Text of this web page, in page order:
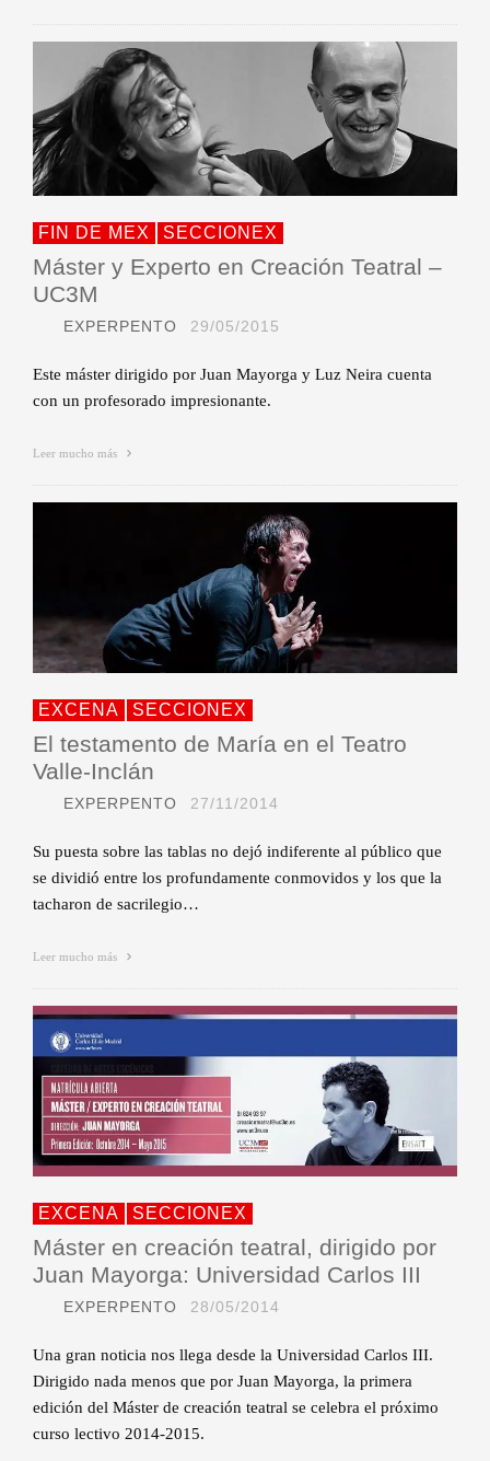
FIN DE MEX SECCIONEX
Máster y Experto en Creación Teatral –
UC3M
EXPERPENTO 29/05/2015
Este máster dirigido por Juan Mayorga y Luz Neira cuenta
con un profesorado impresionante.
Leer mucho más
EXCENA SECCIONEX
El testamento de María en el Teatro
Valle-Inclán
EXPERPENTO 27/11/2014
Su puesta sobre las tablas no dejó indiferente al público que
se dividió entre los profundamente conmovidos y los que la
tacharon de sacrilegio…
Leer mucho más
EXCENA SECCIONEX
Máster en creación teatral, dirigido por
Juan Mayorga: Universidad Carlos III
EXPERPENTO 28/05/2014
Una gran noticia nos llega desde la Universidad Carlos III.
Dirigido nada menos que por Juan Mayorga, la primera
edición del Máster de creación teatral se celebra el próximo
curso lectivo 2014-2015.